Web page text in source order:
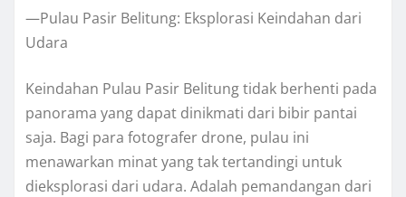
—Pulau Pasir Belitung: Eksplorasi Keindahan dari
Udara
Keindahan Pulau Pasir Belitung tidak berhenti pada
panorama yang dapat dinikmati dari bibir pantai
saja. Bagi para fotografer drone, pulau ini
menawarkan minat yang tak tertandingi untuk
dieksplorasi dari udara. Adalah pemandangan dari